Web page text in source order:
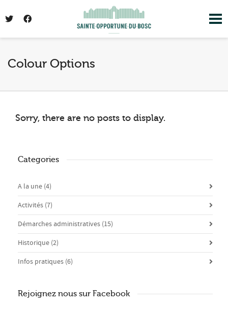
I'm looking for productin a size
. Show
me thecolouritems.
Colour Options
Sorry, there are no posts to display.
Categories
A la une (4)
Activités (7)
Démarches administratives (15)
Historique (2)
Infos pratiques (6)
Rejoignez nous sur Facebook